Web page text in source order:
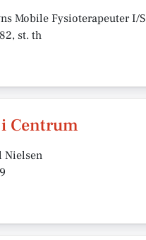
Mobile Fysioterapeuter I/S
st. th
Centrum
Nielsen